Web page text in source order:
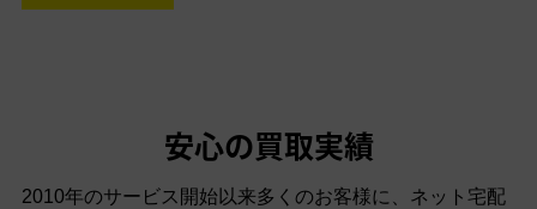
安心の買取実績
2010年のサービス開始以来多くのお客様に、 ネット宅配